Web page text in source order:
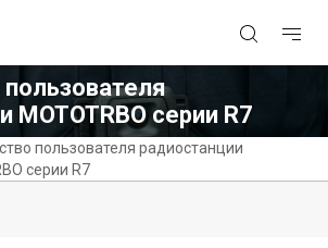
MOTOTRBO серии R7
пользователя радиостанции
серии R7